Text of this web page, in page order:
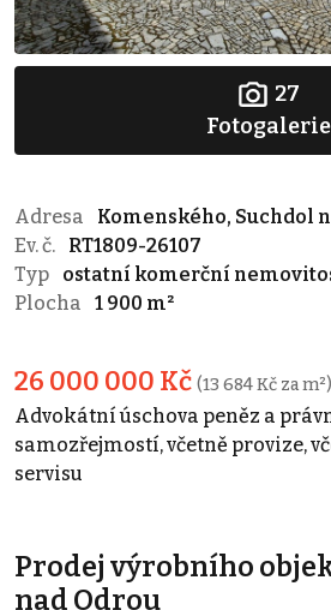
27
Fotogalerie
Adresa
Komenského, Suchdol
Ev. č.
RT1809-26107
Typ
ostatní komerční
Plocha
1 900 m²
26 000 000 Kč (13 684 Kč za m²)
Advokátní úschova peněz a
samozřejmostí, včetně provize,
servisu
Prodej výrobního
nad Odrou